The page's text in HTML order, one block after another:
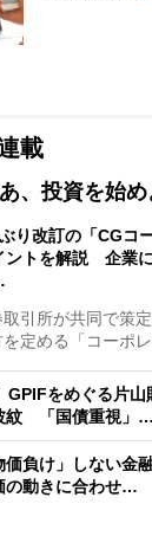
載
、投資を始め
り改訂の「CGコ
ントを解説 企業
引所が共同で策
定める「コーポ
GPIFをめぐる片
紋 「国債重視」…
価負け」しない金
動きに合わせ…